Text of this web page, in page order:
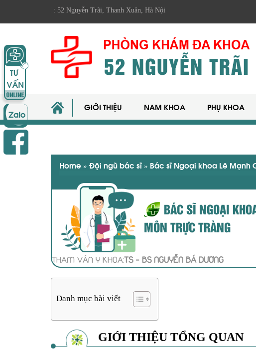
chỉ : 52 Nguyễn Trãi, Thanh Xuân, Hà Nội
GIỚI THIỆU NAM KHOA PHỤ KHOA
Home » Đội ngũ bác sĩ» Bác sĩ Ngoại khoa Lê Mạnh
BÁC SĨ NGOẠI
MÔN TRỰC TRÀNG
THAM VẤN Y KHOA:TS - BS NGUYỄN BÁ DƯƠNG
Danh mục bài viết
GIỚI THIỆU TỔNG QUAN